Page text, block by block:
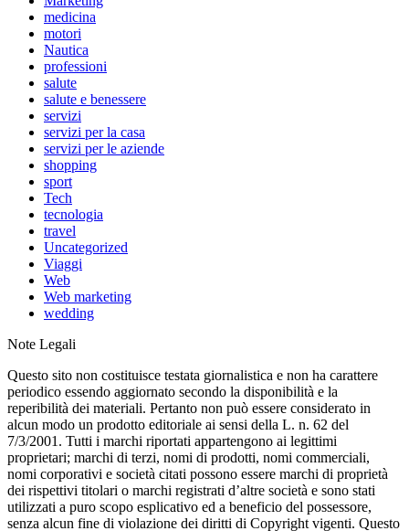
medicina
motori
Nautica
professioni
salute
salute e benessere
servizi
servizi per la casa
servizi per le aziende
shopping
sport
Tech
tecnologia
travel
Uncategorized
Viaggi
Web
Web marketing
wedding
Note Legali
Questo sito non costituisce testata giornalistica e non ha carattere
periodico essendo aggiornato secondo la disponibilità e la
reperibilità dei materiali. Pertanto non può essere considerato in
alcun modo un prodotto editoriale ai sensi della L. n. 62 del
7/3/2001. Tutti i marchi riportati appartengono ai legittimi
proprietari; marchi di terzi, nomi di prodotti, nomi commerciali,
nomi corporativi e società citati possono essere marchi di proprietà
dei rispettivi titolari o marchi registrati d’altre società e sono stati
utilizzati a puro scopo esplicativo ed a beneficio del possessore,
senza alcun fine di violazione dei diritti di Copyright vigenti. Questo